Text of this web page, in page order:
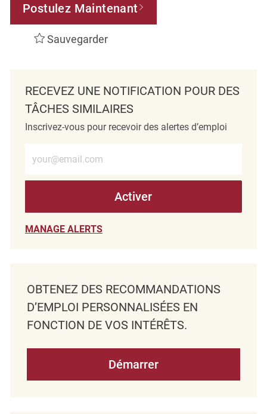
Postulez Maintenant
Sauvegarder
RECEVEZ UNE NOTIFICATION POUR DES
TÂCHES SIMILAIRES
Inscrivez-vous pour recevoir des alertes d’emploi
Activer
MANAGE ALERTS
OBTENEZ DES RECOMMANDATIONS
D’EMPLOI PERSONNALISÉES EN
FONCTION DE VOS INTÉRÊTS.
Démarrer